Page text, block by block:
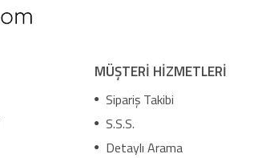
MÜŞTERİ HİZMETLERİ
Sipariş Takibi
S.S.S.
Detaylı Arama